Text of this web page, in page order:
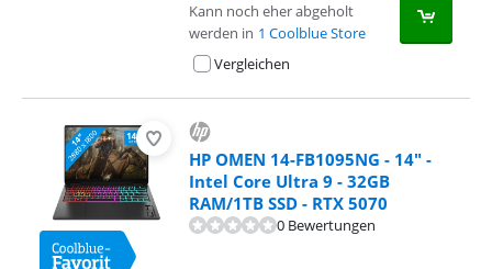
Kann noch eher abgeholt
werden in 1 Coolblue Store
Vergleichen
HP OMEN 14-FB1095NG - 14" -
Intel Core Ultra 9 - 32GB
RAM/1TB SSD - RTX 5070
0 Bewertungen